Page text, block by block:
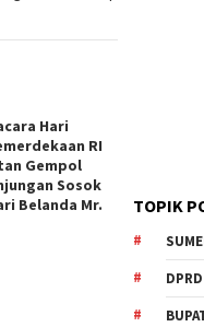
Hari
RI
Gempol
Sosok
Belanda Mr.
TOPIK